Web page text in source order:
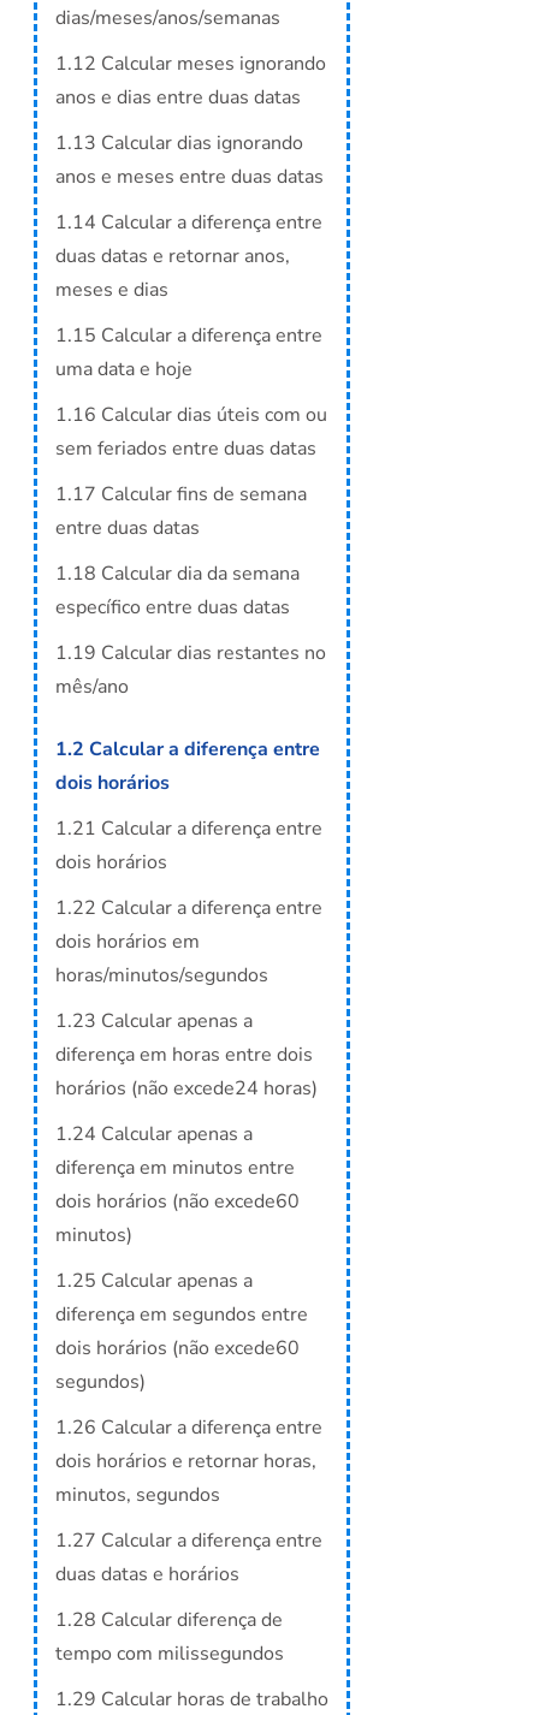
dias/meses/anos/semanas
1.12 Calcular meses ignorando
anos e dias entre duas datas
1.13 Calcular dias ignorando
anos e meses entre duas datas
1.14 Calcular a diferença entre
duas datas e retornar anos,
meses e dias
1.15 Calcular a diferença entre
uma data e hoje
1.16 Calcular dias úteis com ou
sem feriados entre duas datas
1.17 Calcular fins de semana
entre duas datas
1.18 Calcular dia da semana
específico entre duas datas
1.19 Calcular dias restantes no
mês/ano
1.2 Calcular a diferença entre
dois horários
1.21 Calcular a diferença entre
dois horários
1.22 Calcular a diferença entre
dois horários em
horas/minutos/segundos
1.23 Calcular apenas a
diferença em horas entre dois
horários (não excede24 horas)
1.24 Calcular apenas a
diferença em minutos entre
dois horários (não excede60
minutos)
1.25 Calcular apenas a
diferença em segundos entre
dois horários (não excede60
segundos)
1.26 Calcular a diferença entre
dois horários e retornar horas,
minutos, segundos
1.27 Calcular a diferença entre
duas datas e horários
1.28 Calcular diferença de
tempo com milissegundos
1.29 Calcular horas de trabalho